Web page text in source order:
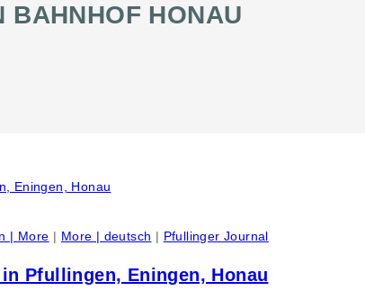
BAHNHOF HONAU
| More | More | deutsch | Pfullinger Journal
Pfullingen, Eningen, Honau